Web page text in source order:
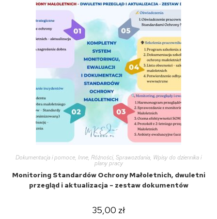
Dokumentacja i pomoce, Inne, Różności, Sprawozdania, Wpisy do dziennika i
plany pracy
Monitoring Standardów Ochrony Małoletnich, dwuletni
przegląd i aktualizacja – zestaw dokumentów
35,00 zł